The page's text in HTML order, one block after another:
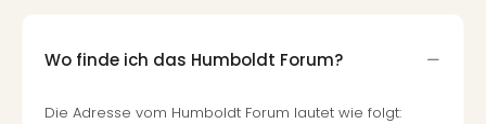
Wo finde ich das Humboldt Forum?
Die Adresse vom Humboldt Forum lautet wie folgt: